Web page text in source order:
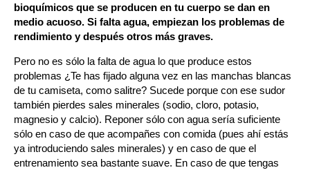
bioquímicos que se producen en tu cuerpo se dan en
medio acuoso. Si falta agua, empiezan los problemas de
rendimiento y después otros más graves.
Pero no es sólo la falta de agua lo que produce estos
problemas ¿Te has fijado alguna vez en las manchas blancas
de tu camiseta, como salitre? Sucede porque con ese sudor
también pierdes sales minerales (sodio, cloro, potasio,
magnesio y calcio). Reponer sólo con agua sería suficiente
sólo en caso de que acompañes con comida (pues ahí estás
ya introduciendo sales minerales) y en caso de que el
entrenamiento sea bastante suave. En caso de que tengas